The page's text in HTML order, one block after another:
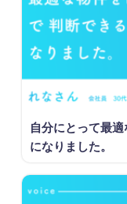
自分にとって最
になりました。